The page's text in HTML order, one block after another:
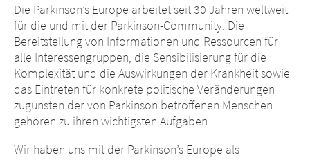
Die Parkinson’s Europe arbeitet seit 30 Jahren weltweit
für die und mit der Parkinson-Community. Die
Bereitstellung von Informationen und Ressourcen für
alle Interessengruppen, die Sensibilisierung für die
Komplexität und die Auswirkungen der Krankheit sowie
das Eintreten für konkrete politische Veränderungen
zugunsten der von Parkinson betroffenen Menschen
gehören zu ihren wichtigsten Aufgaben.
Wir haben uns mit der Parkinson’s Europe als